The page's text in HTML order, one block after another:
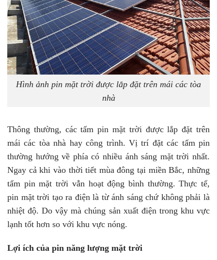
Hình ảnh pin mặt trời được lắp đặt trên mái các tòa
nhà
Thông thường, các tấm pin mặt trời được lắp đặt trên
mái các tòa nhà hay công trình. Vị trí đặt các tấm pin
thường hướng về phía có nhiều ánh sáng mặt trời nhất.
Ngay cả khi vào thời tiết mùa đông tại miền Bắc, những
tấm pin mặt trời vẫn hoạt động bình thường. Thực tế,
pin mặt trời tạo ra điện là từ ánh sáng chứ không phải là
nhiệt độ. Do vậy mà chúng sản xuất điện trong khu vực
lạnh tốt hơn so với khu vực nóng.
Lợi ích của pin năng lượng mặt trời